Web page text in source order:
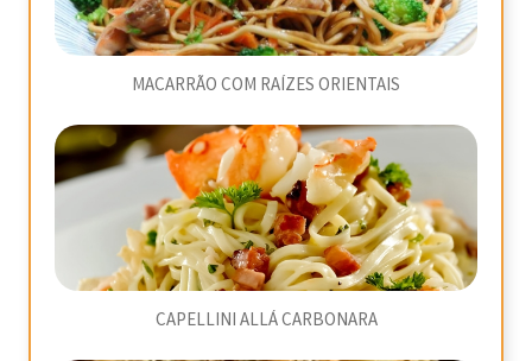
MACARRÃO COM RAÍZES ORIENTAIS
CAPELLINI ALLÁ CARBONARA